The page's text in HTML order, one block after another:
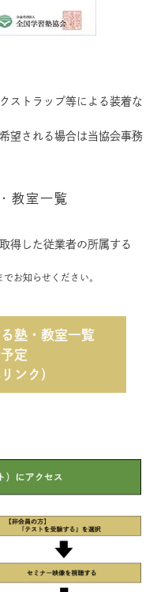
ストラップ等による装着な
望される場合は当協会事務
教室一覧
得した従業者の所属する
お知らせください。
塾・教室一覧
定
ンク)